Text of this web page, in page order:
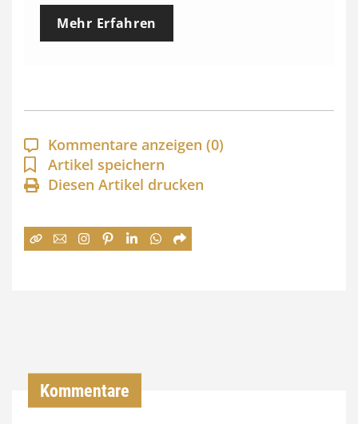
e
p
a
n
n
:
Mehr Erfahren
Kommentare anzeigen (0)
Artikel speichern
Diesen Artikel drucken
Kommentare